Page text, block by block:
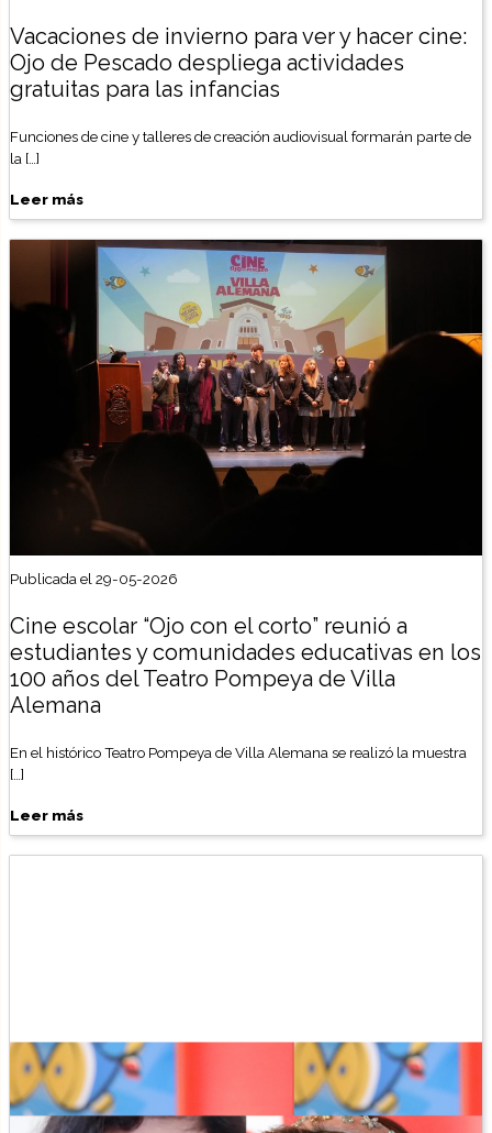
Vacaciones de invierno para ver y hacer cine:
Ojo de Pescado despliega actividades
gratuitas para las infancias
Funciones de cine y talleres de creación audiovisual formarán parte de
la […]
Leer más
Publicada el 29-05-2026
Cine escolar “Ojo con el corto” reunió a
estudiantes y comunidades educativas en los
100 años del Teatro Pompeya de Villa
Alemana
En el histórico Teatro Pompeya de Villa Alemana se realizó la muestra
[…]
Leer más